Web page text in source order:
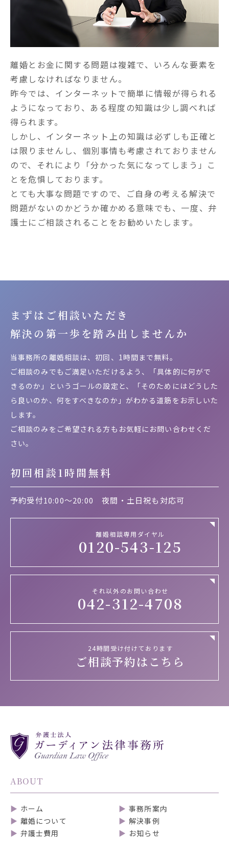
離婚とお金に関する問題は複雑で、いろんな要素を
考慮しなければなりません。
昨今では、インターネットで簡単に情報が得られる
ようになっており、ある程度の知識は少し調べれば
得られます。
しかし、インターネット上の知識は必ずしも正確と
は限りませんし、個別事情も考慮されておりません
ので、それにより「分かった気になってしまう」こ
とを危惧しております。
とても大事な問題ですので、ご自身の考える解決で
問題がないのかどうか確かめる意味でも、一度、弁
護士にご相談されることをお勧めいたします。
まずはご相談いただき
解決の第一歩を踏み出しませんか
当事務所の離婚相談は、初回、1時間まで無料。
ご相談のみでもご満足いただけるよう、「具体的に何がで
きるのか」というゴールの設定と、「そのためにはどうした
ら良いのか、何をすべきなのか」がわかる道筋をお示しいた
します。
ご相談のみをご希望される方もお気軽にお問い合わせくだ
さい。
初回相談1時間無料
予約受付10:00～20:00夜間・土日祝も対応可
離婚相談専用ダイヤル
0120-543-125
それ以外のお問い合わせ
042-312-4708
24時間受け付けております
ご相談予約はこちら
ABOUT
ホーム
事務所案内
離婚について
解決事例
弁護士費用
お知らせ